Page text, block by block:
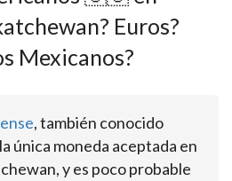
Euros?
Mexicanos?
, también conocido
única moneda aceptada en
y es poco probable